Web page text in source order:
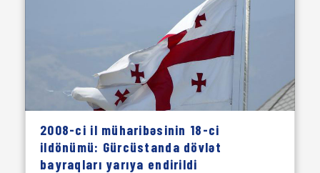
2008-ci il müharibəsinin 18-ci
ildönümü: Gürcüstanda dövlət
bayraqları yarıya endirildi